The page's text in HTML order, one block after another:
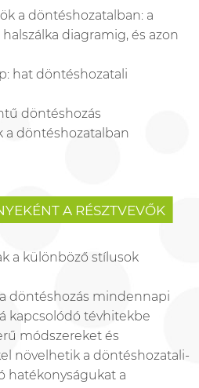
a döntéshozatalban: a
diagramig, és azon
hat döntéshozatali
döntéshozás
a döntéshozatalban
A RÉSZTVEVŐK
a különböző stílusok
döntéshozás mindennapi
kapcsolódó tévhitekbe
módszereket és
növelhetik a döntéshozatali-
hatékonyságukat a